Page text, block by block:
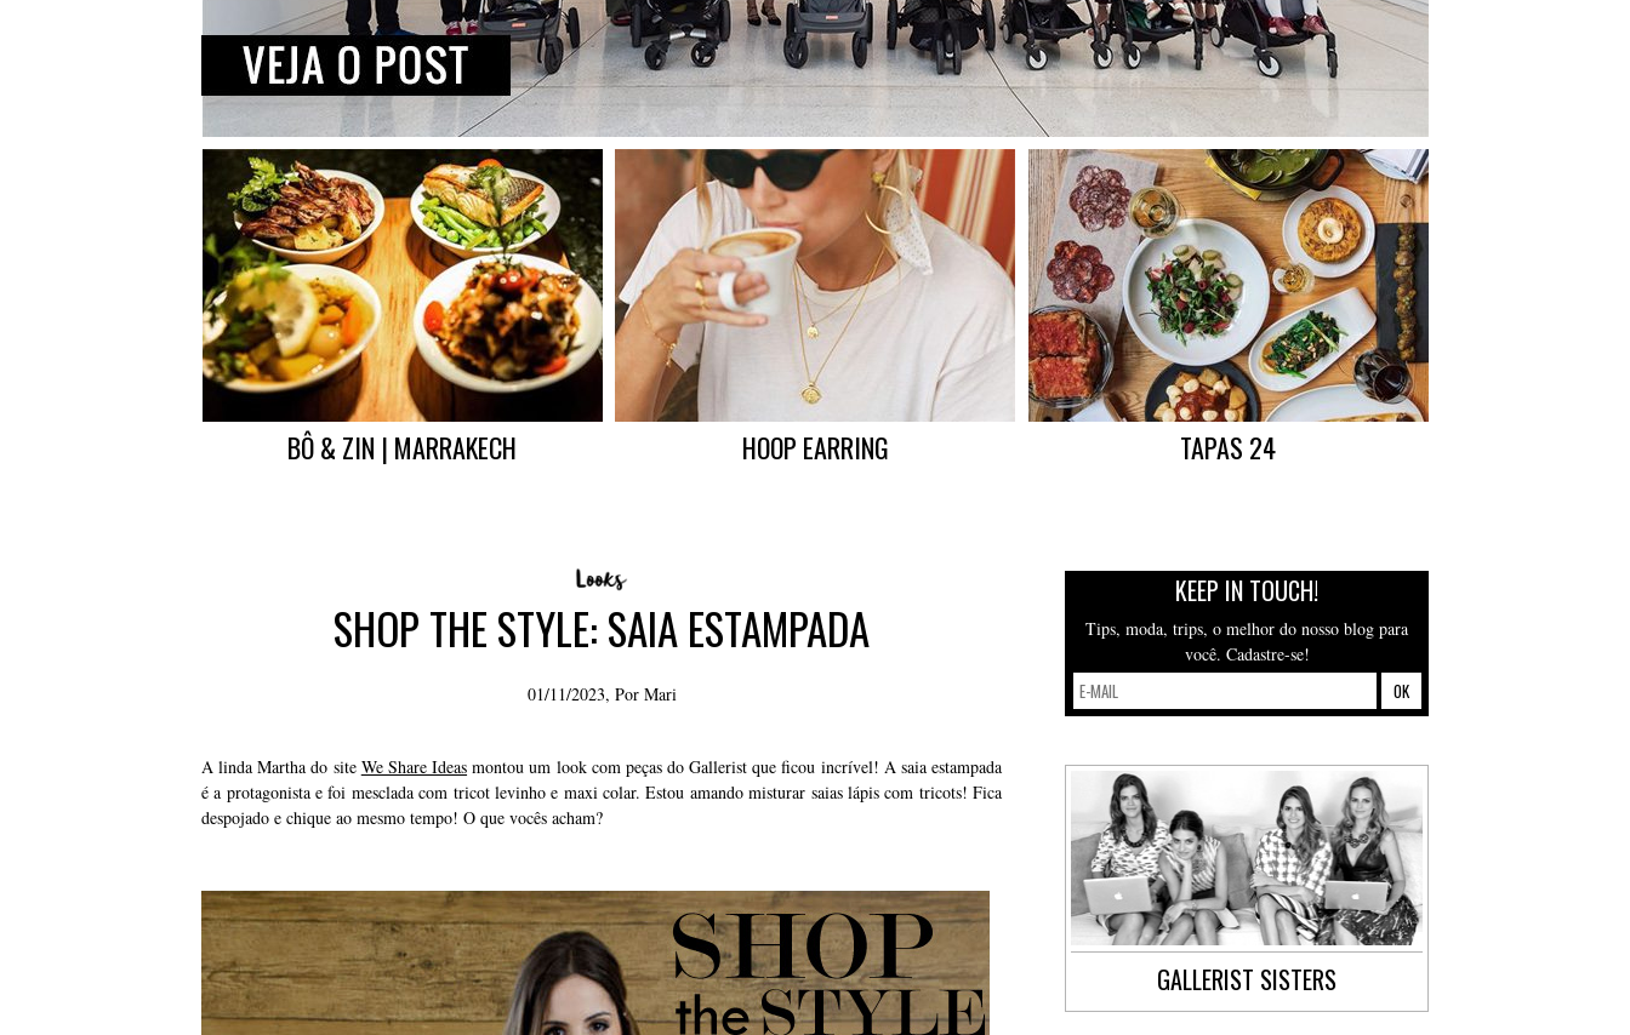
BÔ & ZIN | MARRAKECH HOOP EARRING TAPAS 24
SHOP THE STYLE: SAIA ESTAMPADA
01/11/2023, Por Mari
A linda Martha do site We Share Ideas montou um look com peças do Gallerist que ficou incrível! A saia estampada
é a protagonista e foi mesclada com tricot levinho e maxi colar. Estou amando misturar saias lápis com tricots! Fica
despojado e chique ao mesmo tempo! O que vocês acham?
KEEP IN TOUCH!
Tips, moda, trips, o melhor do nosso blog para
você. Cadastre-se!
GALLERIST SISTERS